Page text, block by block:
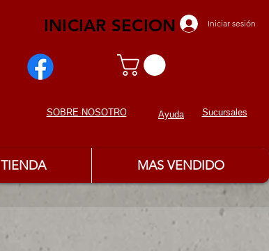
Iniciar sesión
INICIAR SECION
SOBRE NOSOTROS Ayuda Sucursales
TIENDA MAS VENDIDO